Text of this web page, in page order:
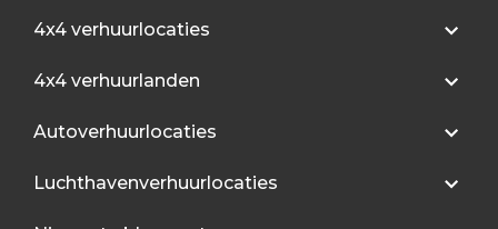
4x4 verhuurlocaties
4x4 verhuurlanden
Autoverhuurlocaties
Luchthavenverhuurlocaties